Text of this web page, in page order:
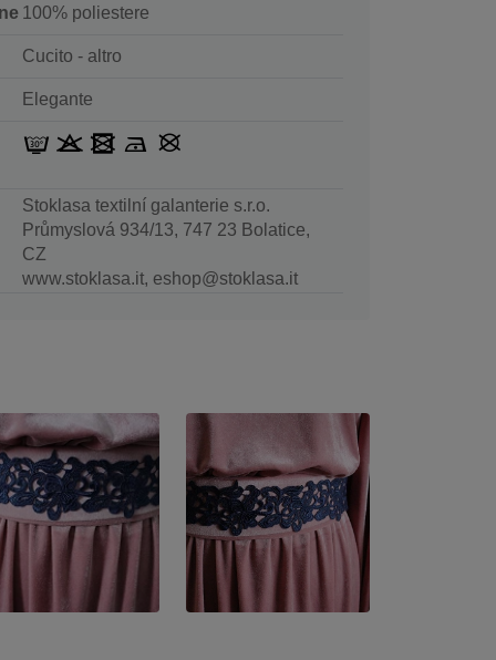
100% poliestere
Cucito - altro
Elegante
Stoklasa textilní galanterie s.r.o.
Průmyslová 934/13, 747 23 Bolatice,
CZ
www.stoklasa.it, eshop@stoklasa.it